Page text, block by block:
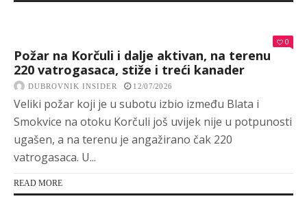
0
Požar na Korčuli i dalje aktivan, na terenu
220 vatrogasaca, stiže i treći kanader
DUBROVNIK INSIDER 12/07/2026
Veliki požar koji je u subotu izbio između Blata i
Smokvice na otoku Korčuli još uvijek nije u potpunosti
ugašen, a na terenu je angažirano čak 220
vatrogasaca. U...
READ MORE